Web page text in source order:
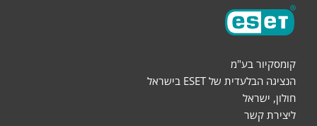
קומסקיור בע"מ
הנציגה הבלעדית של ESET בישראל
חולון, ישראל
ליצירת קשר